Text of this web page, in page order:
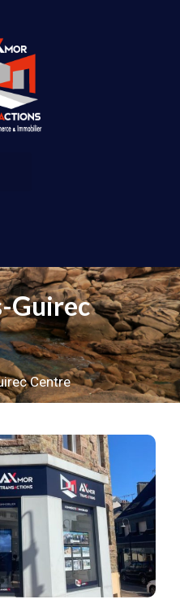
Guirec
Centre